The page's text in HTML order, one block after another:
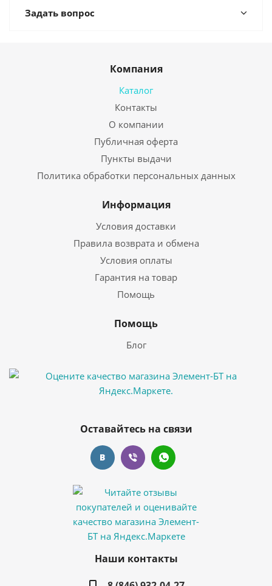
Задать вопрос
Компания
Каталог
Контакты
О компании
Публичная оферта
Пункты выдачи
Политика обработки персональных данных
Информация
Условия доставки
Правила возврата и обмена
Условия оплаты
Гарантия на товар
Помощь
Помощь
Блог
Оставайтесь на связи
Наши контакты